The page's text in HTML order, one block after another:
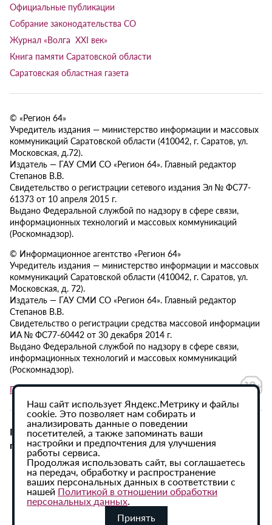
Официальные публикации
Собрание законодательства СО
Журнал «Волга XXI век»
Книга памяти Саратовской области
Саратовская областная газета
© «Регион 64»
Учредитель издания — министерство информации и массовых
коммуникаций Саратовской области (410042, г. Саратов, ул.
Московская, д.72).
Издатель — ГАУ СМИ СО «Регион 64». Главный редактор
Степанов В.В.
Свидетельство о регистрации сетевого издания Эл № ФС77-
61373 от 10 апреля 2015 г.
Выдано Федеральной службой по надзору в сфере связи,
информационных технологий и массовых коммуникаций
(Роскомнадзор).
© Информационное агентство «Регион 64»
Учредитель издания — министерство информации и массовых
коммуникаций Саратовской области (410042, г. Саратов, ул.
Московская, д. 72).
Издатель — ГАУ СМИ СО «Регион 64». Главный редактор
Степанов В.В.
Свидетельство о регистрации средства массовой информации
ИА № ФС77-60442 от 30 декабря 2014 г.
Выдано Федеральной службой по надзору в сфере связи,
информационных технологий и массовых коммуникаций
(Роскомнадзор).
Политика в отношении обработки персональных данных
При использовании материалов сайта активная
гиперссылка на ИА «Регион 64» обязательна.
Наш сайт использует Яндекс.Метрику и файлы
cookie. Это позволяет нам собирать и
анализировать данные о поведении
посетителей, а также запоминать ваши
настройки и предпочтения для улучшения
работы сервиса.
Продолжая использовать сайт, вы соглашаетесь
на передач, обработку и распространение
ваших персональных данных в соответствии с
нашей Политикой в отношении обработки
персональных данных.
Принять